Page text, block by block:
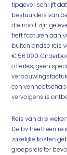
tipgever schrijft
bestuurders van
die nooit zijn
treft facturen aan
buitenlandse reis
€ 56.000.
offertes, geen
een
vervolgens is
Reis van drie
De bv heeft een
zakelijke kosten
groepsreis ter